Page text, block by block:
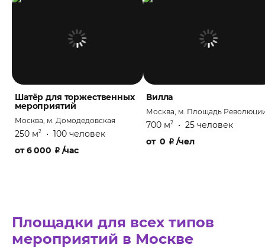
Шатёр для торжественных
мероприятий
Москва, м. Домодедовская
250 м2 • 100 человек
от6 000 ₽ /час
Вилла
Москва, м. Площадь
700 м2 • 25 человек
от0 ₽ /чел
Площадки для всех типов
мероприятий в Москве